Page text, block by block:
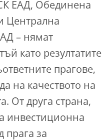
ЕАД, Обединена
Централна
– нямат
като резултатите
прагове,
на качеството на
От друга страна,
инвестиционна
прага за